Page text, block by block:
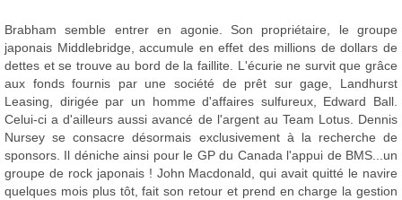
Brabham semble entrer en agonie. Son propriétaire, le groupe
japonais Middlebridge, accumule en effet des millions de dollars de
dettes et se trouve au bord de la faillite. L'écurie ne survit que grâce
aux fonds fournis par une société de prêt sur gage, Landhurst
Leasing, dirigée par un homme d'affaires sulfureux, Edward Ball.
Celui-ci a d'ailleurs aussi avancé de l'argent au Team Lotus. Dennis
Nursey se consacre désormais exclusivement à la recherche de
sponsors. Il déniche ainsi pour le GP du Canada l'appui de BMS...un
groupe de rock japonais ! John Macdonald, qui avait quitté le navire
quelques mois plus tôt, fait son retour et prend en charge la gestion